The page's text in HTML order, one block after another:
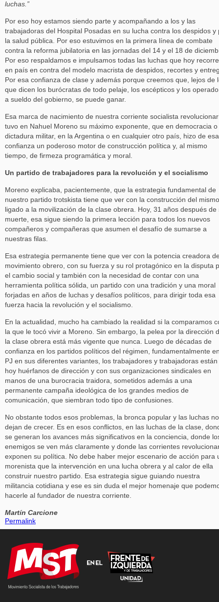
luchas.”
Por eso hoy estamos siendo parte y acompañando a los y las
trabajadoras del Hospital Posadas en su lucha contra los despidos y
la salud pública. Por eso estuvimos en la primera línea de combate
contra la reforma jubilatoria en las jornadas del 14 y el 18 de
Por eso respaldamos e impulsamos todas las luchas que hoy
en país en contra del modelo macrista de despidos, recortes y
Por esa confianza de clase y además porque creemos que, lejos de
que dicen los burócratas de todo pelaje, los escépticos y los
a sueldo del gobierno, se puede ganar.
Esa marca de nacimiento de nuestra corriente socialista
tuvo en Nahuel Moreno su máximo exponente, que en democracia o
dictadura militar, en la Argentina o en cualquier otro país, hizo de esa
confianza un poderoso motor de construcción política y, al mismo
tiempo, de firmeza programática y moral.
Un partido de trabajadores para la revolución y el socialismo
Moreno explicaba, pacientemente, que la estrategia fundamental de
nuestro partido trotskista tiene que ver con la construcción del mismo
ligado a la movilización de la clase obrera. Hoy, 31 años después de
muerte, esa sigue siendo la primera lección para todos los nuevos
compañeros y compañeras que asumen el desafío de sumarse a
nuestras filas.
Esa estrategia permanente tiene que ver con la potencia creadora
movimiento obrero, con su fuerza y su rol protagónico en la disputa
el cambio social y también con la necesidad de contar con una
herramienta política sólida, un partido con una tradición y una moral
forjadas en años de luchas y desafíos políticos, para dirigir toda esa
fuerza hacia la revolución y el socialismo.
En la actualidad, mucho ha cambiado la realidad si la comparamos
la que le tocó vivir a Moreno. Sin embargo, la pelea por la dirección
la clase obrera está más vigente que nunca. Luego de décadas de
confianza en los partidos políticos del régimen, fundamentalmente
PJ en sus diferentes variantes, los trabajadores y trabajadoras están
hoy huérfanos de dirección y con sus organizaciones sindicales en
manos de una burocracia traidora, sometidos además a una
permanente campaña ideológica de los grandes medios de
comunicación, que siembran todo tipo de confusiones.
No obstante todos esos problemas, la bronca popular y las luchas no
dejan de crecer. Es en esos conflictos, en las luchas de la clase,
se generan los avances más significativos en la conciencia, donde
enemigos se ven más claramente y donde las corrientes
exponen su política. No debe haber mejor escenario de acción para
morenista que la intervención en una lucha obrera y al calor de ella
construir nuestro partido. Esa estrategia sigue guiando nuestra
militancia cotidiana y ese es sin duda el mejor homenaje que
hacerle al fundador de nuestra corriente.
Martín Carcione
Permalink